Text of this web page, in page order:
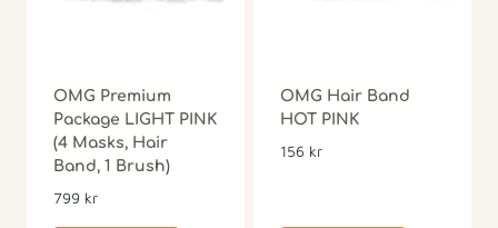
OMG Premium
Package LIGHT PINK
(4 Masks, Hair
Band, 1 Brush)
799 kr
OMG Hair Band
HOT PINK
156 kr